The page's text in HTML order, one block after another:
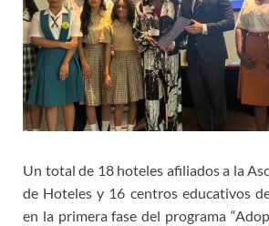
Un total de 18 hoteles afiliados a la
de Hoteles y 16 centros educativos
en la primera fase del programa